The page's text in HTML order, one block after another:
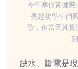
今年寒假黃健榮
亮起後學生們
歌，但當天其實
缺水、斷電是